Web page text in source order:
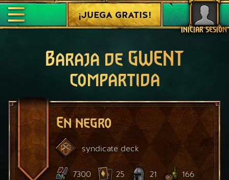
INICIAR SESIÓN
¡JUEGA GRATIS!
Baraja de GWENT
compartida
En negro
syndicate deck
7300 25 21 166